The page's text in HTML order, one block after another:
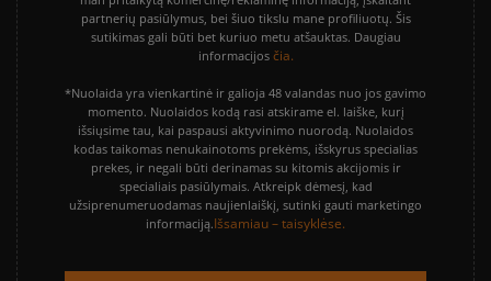
partnerių pasiūlymus, bei šiuo tikslu mane profiliuotų. Šis
sutikimas gali būti bet kuriuo metu atšauktas. Daugiau
informacijos čia.
*Nuolaida yra vienkartinė ir galioja 48 valandas nuo jos gavimo
momento. Nuolaidos kodą rasi atskirame el. laiške, kurį
išsiųsime tau, kai paspausi aktyvinimo nuorodą. Nuolaidos
kodas taikomas nenukainotoms prekėms, išskyrus specialias
prekes, ir negali būti derinamas su kitomis akcijomis ir
specialiais pasiūlymais. Atkreipk dėmesį, kad
užsiprenumeruodamas naujienlaiškį, sutinki gauti marketingo
informaciją.Išsamiau – taisyklėse.